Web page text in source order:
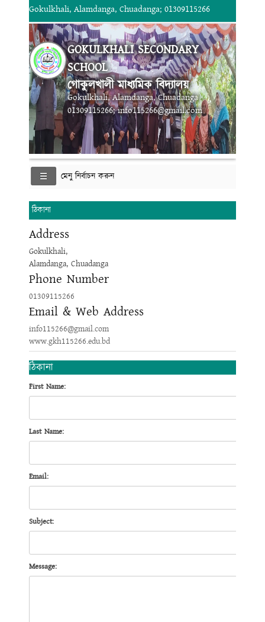
Gokulkhali, Alamdanga, Chuadanga; 01309115266
GOKULKHALI SECONDARY
SCHOOL
গোকুলখালী মাধ্যমিক বিদ্যালয়
Gokulkhali, Alamdanga, Chuadanga
01309115266; info115266@gmail.com
মেনু নির্বাচন করুন
ঠিকানা
Address
Gokulkhali,
Alamdanga, Chuadanga
Phone Number
01309115266
Email & Web Address
info115266@gmail.com
www.gkh115266.edu.bd
ঠিকানা
First Name:
Last Name:
Email:
Subject:
Message: